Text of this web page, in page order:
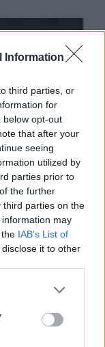
Information
third parties, or
for
below opt-out
that after your
seeing
utilized by
parties prior to
the further
third parties on the
information may
IAB’s List of
it to other
or more Google
You may click to
party tags to
in below Google